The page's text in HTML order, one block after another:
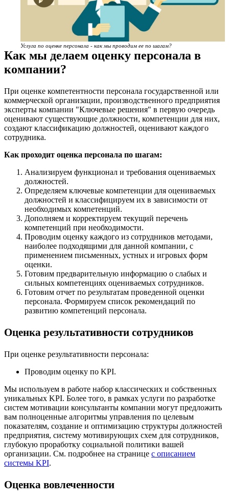
Услуга по оценке персонала - как мы проводим ее по шагам?
Как мы делаем оценку персонала в
компании?
При оценке компетентности персонала государственной или
коммерческой организации, производственного предприятия
эксперты компании "Ключевые решения" в первую очередь
оценивают существующие должности, компетенции для них,
создают классификацию должностей, оценивают каждого
сотрудника.
Как проходит оценка персонала по шагам:
Анализируем функционал и требования оцениваемых
должностей.
Определяем ключевые компетенции для оцениваемых
должностей и классифицируем их в зависимости от
необходимых компетенций.
Дополняем и корректируем текущий перечень
компетенций при необходимости.
Проводим оценку каждого из сотрудников методами,
наиболее подходящими для данной компании, с
применением письменных, устных и игровых форм
оценки.
Готовим предварительную информацию о слабых и
сильных компетенциях оцениваемых сотрудников.
Готовим отчет по результатам проведенной оценки
персонала. Формируем список рекомендаций по
развитию компетенций персонала.
Оценка результативности сотрудников
При оценке результативности персонала:
Проводим оценку по KPI.
Мы используем в работе набор классических и собственных
уникальных KPI. Более того, в рамках услуги по разработке
систем мотивации консультанты компании могут предложить
вам полноценные алгоритмы управления по целевым
показателям, создание и оптимизацию структуры должностей
предприятия, систему мотивирующих схем для сотрудников,
глубокую проработку социальной политики вашей
организации. См. подробнее на странице с описанием
системы KPI.
Оценка вовлеченности